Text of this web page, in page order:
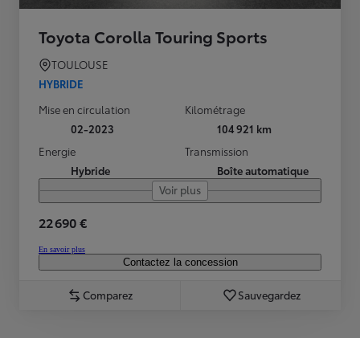
Toyota Corolla Touring Sports
TOULOUSE
HYBRIDE
Mise en circulation
02-2023
Kilométrage
104 921 km
Energie
Hybride
Transmission
Boîte automatique
Voir plus
22 690 €
En savoir plus
Contactez la concession
Comparez Sauvegardez